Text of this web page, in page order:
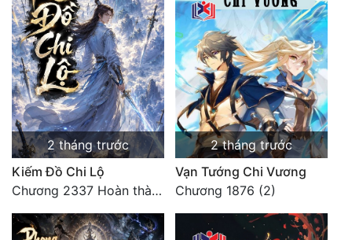
2 tháng trước
Kiếm Đồ Chi Lộ
Chương 2337 Hoàn thành lời cảm tưởng
2 tháng trước
Vạn Tướng Chi Vương
Chương 1876 (2)